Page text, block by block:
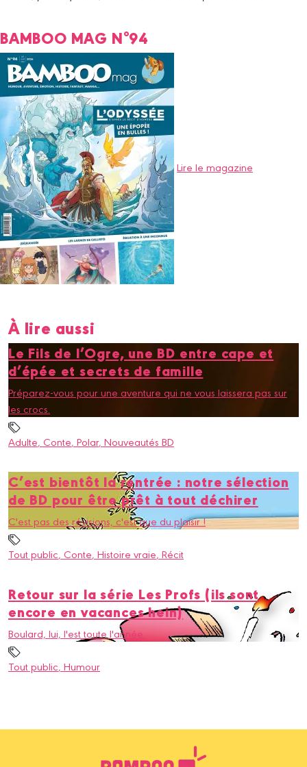
BAMBOO MAG N°94
Lire le magazine
À lire aussi
Le Fils de l’Ogre, une BD entre cape et
d’épée et secrets de famille
Préparez-vous pour une aventure qui ne vous laissera pas sur
les crocs.
Adulte, Conte, Polar, Nouveautés BD
C’est bientôt la rentrée : notre sélection
de BD pour être prêt à tout déchirer
C'est pas des révisions, c'est que du plaisir !
Tout public, Conte, Histoire vraie, Récit
Retour sur la série Les Profs (ils sont
encore en vacances hein)
Boulard, lui, l'est toute l'année.
Tout public, Humour